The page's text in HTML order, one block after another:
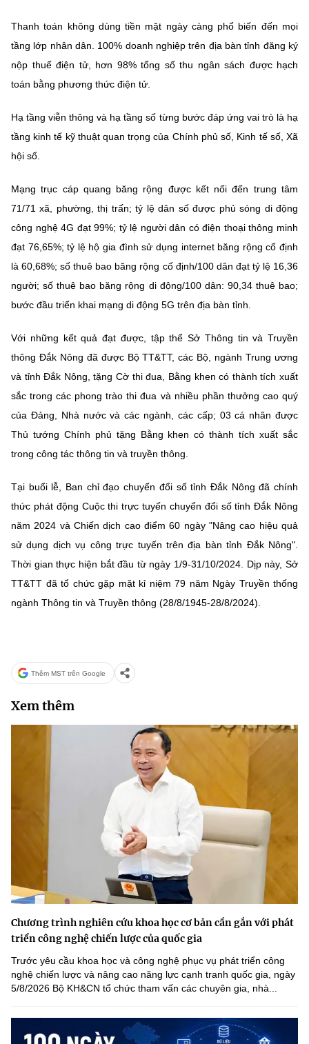
Thanh toán không dùng tiền mặt ngày càng phổ biến đến mọi
tầng lớp nhân dân. 100% doanh nghiệp trên địa bàn tỉnh đăng ký
nộp thuế điện tử, hơn 98% tổng số thu ngân sách được hạch
toán bằng phương thức điện tử.
Hạ tầng viễn thông và hạ tầng số từng bước đáp ứng vai trò là hạ
tầng kinh tế kỹ thuật quan trọng của Chính phủ số, Kinh tế số, Xã
hội số.
Mạng trục cáp quang băng rộng được kết nối đến trung tâm
71/71 xã, phường, thị trấn; tỷ lệ dân số được phủ sóng di động
công nghệ 4G đạt 99%; tỷ lệ người dân có điện thoại thông minh
đạt 76,65%; tỷ lệ hộ gia đình sử dụng internet băng rộng cố định
là 60,68%; số thuê bao băng rộng cố định/100 dân đạt tỷ lệ 16,36
người; số thuê bao băng rộng di động/100 dân: 90,34 thuê bao;
bước đầu triển khai mạng di động 5G trên địa bàn tỉnh.
Với những kết quả đạt được, tập thể Sở Thông tin và Truyền
thông Đắk Nông đã được Bộ TT&TT, các Bộ, ngành Trung ương
và tỉnh Đắk Nông, tặng Cờ thi đua, Bằng khen có thành tích xuất
sắc trong các phong trào thi đua và nhiều phần thưởng cao quý
của Đảng, Nhà nước và các ngành, các cấp; 03 cá nhân được
Thủ tướng Chính phủ tặng Bằng khen có thành tích xuất sắc
trong công tác thông tin và truyền thông.
Tại buổi lễ, Ban chỉ đạo chuyển đổi số tỉnh Đắk Nông đã chính
thức phát động Cuộc thi trực tuyến chuyển đổi số tỉnh Đắk Nông
năm 2024 và Chiến dịch cao điểm 60 ngày "Nâng cao hiệu quả
sử dụng dịch vụ công trực tuyến trên địa bàn tỉnh Đắk Nông".
Thời gian thực hiện bắt đầu từ ngày 1/9-31/10/2024. Dịp này, Sở
TT&TT đã tổ chức gặp mặt kỉ niệm 79 năm Ngày Truyền thống
ngành Thông tin và Truyền thông (28/8/1945-28/8/2024).
Thêm MST trên Google
Xem thêm
Chương trình nghiên cứu khoa học cơ bản cần gắn với phát
triển công nghệ chiến lược của quốc gia
Trước yêu cầu khoa học và công nghệ phục vụ phát triển công
nghệ chiến lược và nâng cao năng lực cạnh tranh quốc gia, ngày
5/8/2026 Bộ KH&CN tổ chức tham vấn các chuyên gia, nhà...